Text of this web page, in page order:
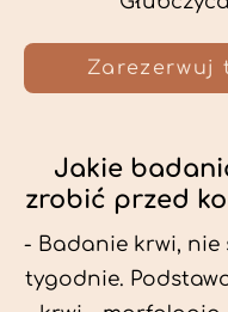
Zarezerwuj
Jakie
zrobić przed
- Badanie krwi, nie
tygodnie.